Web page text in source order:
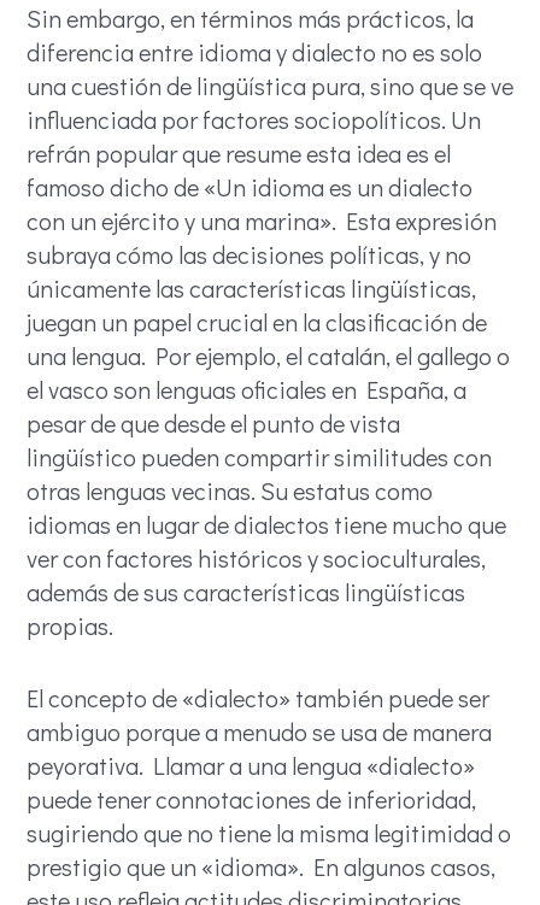
Sin embargo, en términos más prácticos, la
diferencia entre idioma y dialecto no es solo
una cuestión de lingüística pura, sino que se ve
influenciada por factores sociopolíticos. Un
refrán popular que resume esta idea es el
famoso dicho de «Un idioma es un dialecto
con un ejército y una marina». Esta expresión
subraya cómo las decisiones políticas, y no
únicamente las características lingüísticas,
juegan un papel crucial en la clasificación de
una lengua. Por ejemplo, el catalán, el gallego o
el vasco son lenguas oficiales en España, a
pesar de que desde el punto de vista
lingüístico pueden compartir similitudes con
otras lenguas vecinas. Su estatus como
idiomas en lugar de dialectos tiene mucho que
ver con factores históricos y socioculturales,
además de sus características lingüísticas
propias.
El concepto de «dialecto» también puede ser
ambiguo porque a menudo se usa de manera
peyorativa. Llamar a una lengua «dialecto»
puede tener connotaciones de inferioridad,
sugiriendo que no tiene la misma legitimidad o
prestigio que un «idioma». En algunos casos,